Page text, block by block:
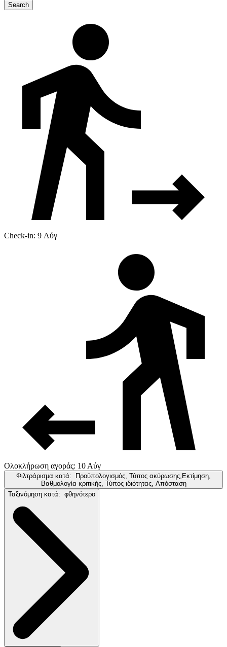
Search
Check-in: 9 Αύγ
Ολοκλήρωση αγοράς: 10 Αύγ
Φιλτράρισμα κατά:
Προϋπολογισμός, Τύπος ακύρωσης,Εκτίμηση,
Βαθμολογία κριτικής, Τύπος ιδιότητας, Απόσταση
Ταξινόμηση κατά: φθηνότερο